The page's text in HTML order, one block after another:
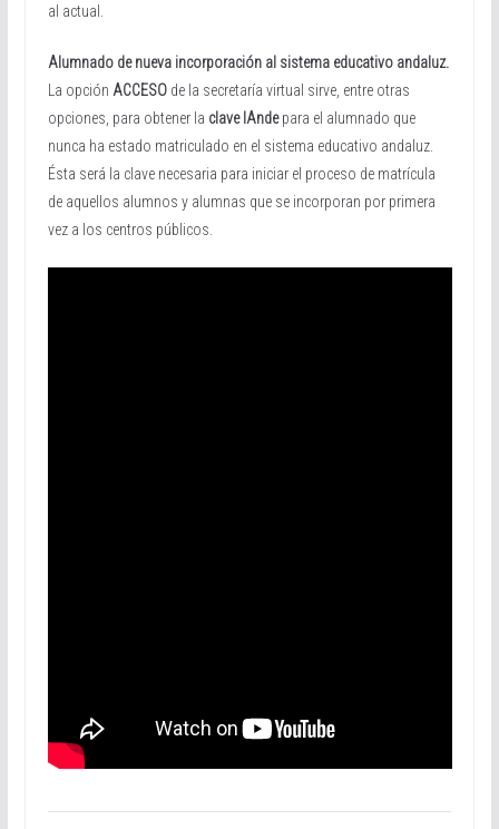
al actual.
Alumnado de nueva incorporación al sistema educativo andaluz.
La opción ACCESOde la secretaría virtual sirve, entre otras
opciones, para obtener la clave IAndepara el alumnado que
nunca ha estado matriculado en el sistema educativo andaluz.
Ésta será la clave necesaria para iniciar el proceso de matrícula
de aquellos alumnos y alumnas que se incorporan por primera
vez a los centros públicos.